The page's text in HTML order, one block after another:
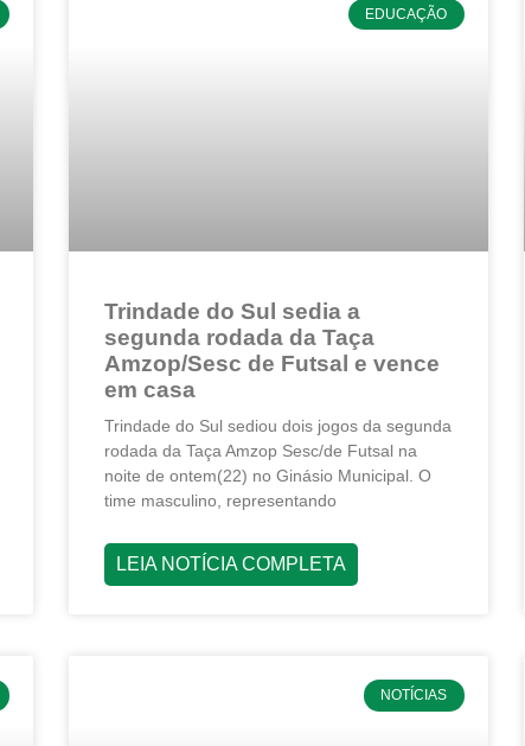
EDUCAÇÃO
Trindade do Sul sedia a
segunda rodada da Taça
Amzop/Sesc de Futsal e vence
em casa
Trindade do Sul sediou dois jogos da segunda
rodada da Taça Amzop Sesc/de Futsal na
noite de ontem(22) no Ginásio Municipal. O
time masculino, representando
LEIA NOTÍCIA COMPLETA
NOTÍCIAS